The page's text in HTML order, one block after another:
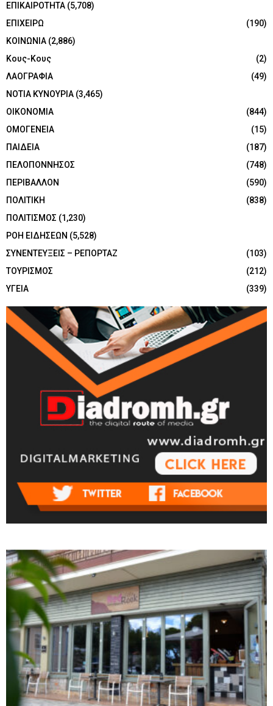
ΕΠΙΚΑΙΡΟΤΗΤΑ (5,708)
ΕΠΙΧΕΙΡΩ
(190)
ΚΟΙΝΩΝΙΑ (2,886)
Κους-Κους
(2)
ΛΑΟΓΡΑΦΙΑ
(49)
ΝΟΤΙΑ ΚΥΝΟΥΡΙΑ (3,465)
ΟΙΚΟΝΟΜΙΑ
(844)
ΟΜΟΓΕΝΕΙΑ
(15)
ΠΑΙΔΕΙΑ
(187)
ΠΕΛΟΠΟΝΝΗΣΟΣ
(748)
ΠΕΡΙΒΑΛΛΟΝ
(590)
ΠΟΛΙΤΙΚΗ
(838)
ΠΟΛΙΤΙΣΜΟΣ (1,230)
ΡΟΗ ΕΙΔΗΣΕΩΝ (5,528)
ΣΥΝΕΝΤΕΥΞΕΙΣ – ΡΕΠΟΡΤΑΖ
(103)
ΤΟΥΡΙΣΜΟΣ
(212)
ΥΓΕΙΑ
(339)